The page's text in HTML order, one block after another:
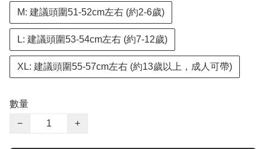
M: 建議頭圍51-52cm左右 (約2-6歲)
L: 建議頭圍53-54cm左右 (約7-12歲)
XL: 建議頭圍55-57cm左右 (約13歲以上，成人可帶)
數量
−
+